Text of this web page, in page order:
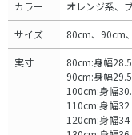
カラー オレンジ系、
サイズ 80cm、90cm
実寸
80cm:身幅
90cm:身幅
100cm:身幅
110cm:身幅
120cm:身幅